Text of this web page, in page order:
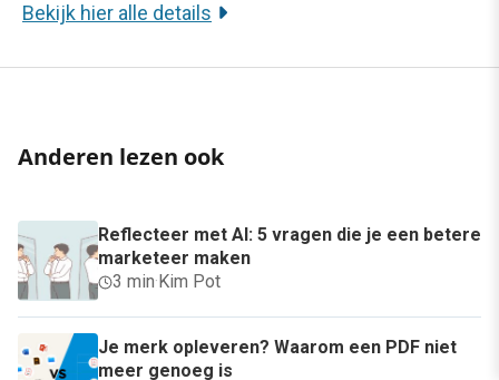
Bekijk hier alle details
Anderen lezen ook
Reflecteer met AI: 5 vragen die je een betere
marketeer maken
3 min·Kim Pot
Je merk opleveren? Waarom een PDF niet
meer genoeg is